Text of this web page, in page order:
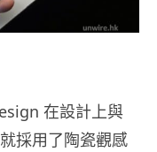
在設計上與
採用了陶瓷觀感